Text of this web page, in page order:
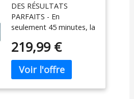
compresseur auto-
refroidissant 150
W, en acier
inoxydable avec
bac à glaçons
amovible, avec
livret de recettes
(Argent)
DES RÉSULTATS
PARFAITS - En
seulement 45 minutes, la
refroidissante crée 1,5
litre de glace crémeuse
ou de sorbet, de parfait,
de glace molle et même
de yaourt glacé sans
219,99 €